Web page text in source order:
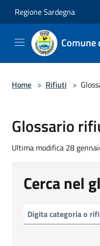
Regione Sardegna
Comune
Home > Rifiuti >
Glossario
Ultima modifica 28
Cerca nel